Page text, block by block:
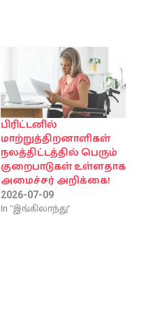
பிரிட்டனில்
மாற்றுத்திறனாளிகள்
நலத்திட்டத்தில் பெரும்
குறைபாடுகள் உள்ளதாக
அமைச்சர் அறிக்கை!
2026-07-09
In "இங்கிலாந்து"